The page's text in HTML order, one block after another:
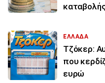
ΕΛΛΑΔΑ
Τζόκερ:
που
ευρώ